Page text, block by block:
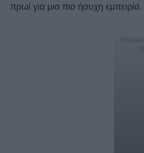
πρωί για μια πιο ήσυχη εμπειρία.